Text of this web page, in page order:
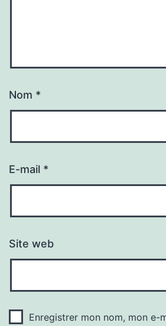
Nom *
E-mail *
Site web
Enregistrer mon nom, mon e-